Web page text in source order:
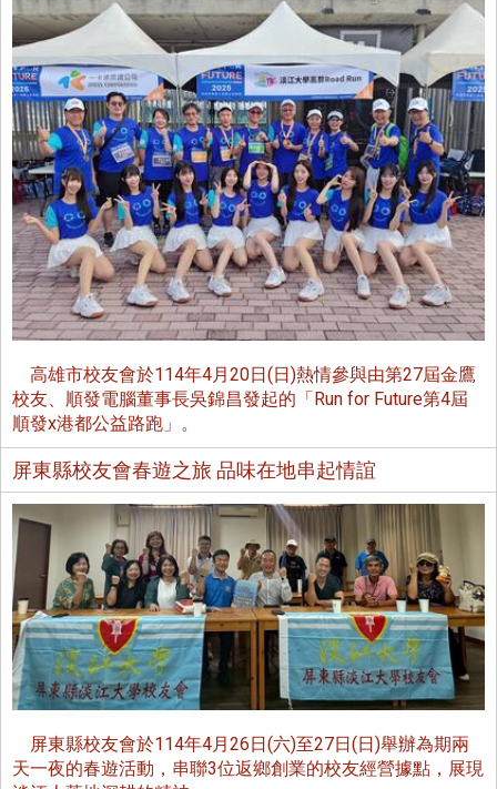
高雄市校友會於114年4月20日(日)熱情參與由第27屆金鷹
校友、順發電腦董事長吳錦昌發起的「Run for Future第4屆
順發x港都公益路跑」。
屏東縣校友會春遊之旅 品味在地串起情誼
屏東縣校友會於114年4月26日(六)至27日(日)舉辦為期兩
天一夜的春遊活動，串聯3位返鄉創業的校友經營據點，展現